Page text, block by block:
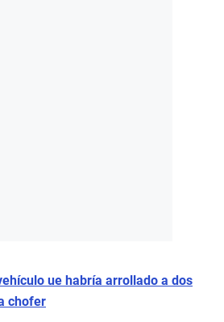
ue habría arrollado a dos
chofer